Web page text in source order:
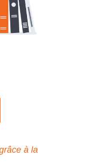
à la